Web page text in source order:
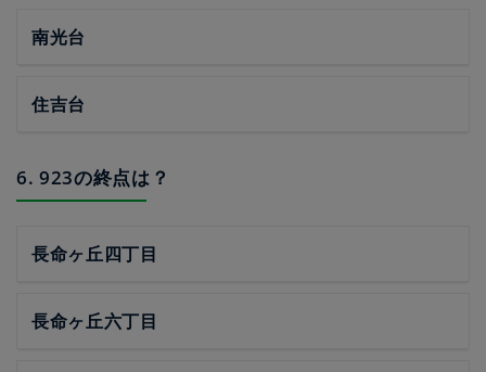
南光台
住吉台
6. 923の終点は？
長命ヶ丘四丁目
長命ヶ丘六丁目